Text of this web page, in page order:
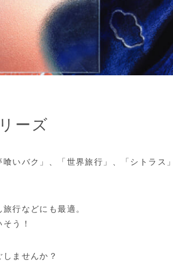
ーズ
いバク」、「世界旅行」、「シトラス
行などにも最適。
う！
ませんか？